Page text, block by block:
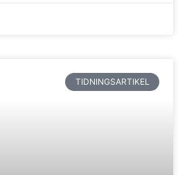
TIDNINGSARTIKEL